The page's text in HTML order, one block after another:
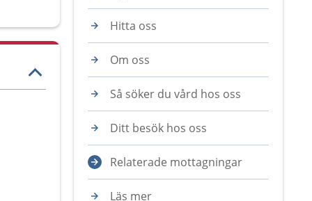
Hitta oss
Om oss
Så söker du vård hos oss
Ditt besök hos oss
Relaterade mottagningar
Läs mer